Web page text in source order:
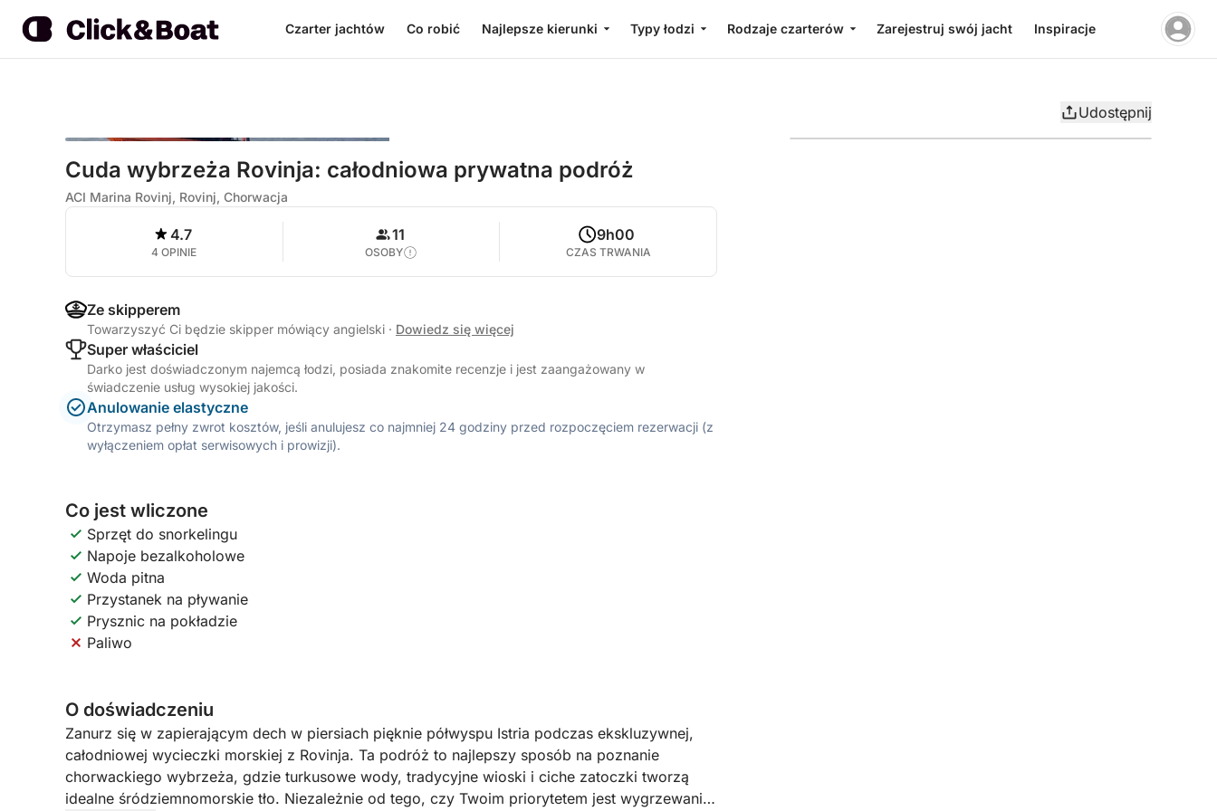
Czarter jachtów Co robić Najlepsze kierunki Typy łodzi Rodzaje czarterów Zarejestruj swój jacht Inspiracje
Udostępnij
Cuda wybrzeża Rovinja: całodniowa prywatna podróż
ACI Marina Rovinj, Rovinj, Chorwacja
4.7
4 OPINIE
11
OSOBY
9h00
CZAS TRWANIA
Ze skipperem
Towarzyszyć Ci będzie skipper mówiący angielski · Dowiedz się więcej
Super właściciel
Darko jest doświadczonym najemcą łodzi, posiada znakomite recenzje i jest zaangażowany w
świadczenie usług wysokiej jakości.
Anulowanie elastyczne
Otrzymasz pełny zwrot kosztów, jeśli anulujesz co najmniej 24 godziny przed rozpoczęciem rezerwacji (z
wyłączeniem opłat serwisowych i prowizji).
Co jest wliczone
Sprzęt do snorkelingu
Napoje bezalkoholowe
Woda pitna
Przystanek na pływanie
Prysznic na pokładzie
Paliwo
O doświadczeniu
Zanurz się w zapierającym dech w piersiach pięknie półwyspu Istria podczas ekskluzywnej,
całodniowej wycieczki morskiej z Rovinja. Ta podróż to najlepszy sposób na poznanie
chorwackiego wybrzeża, gdzie turkusowe wody, tradycyjne wioski i ciche zatoczki tworzą
idealne śródziemnomorskie tło. Niezależnie od tego, czy Twoim priorytetem jest wygrzewanie